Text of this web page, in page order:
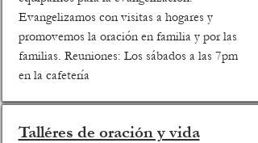
Evangelizamos con visitas a hogares y
promovemos la oración en familia y por las
familias. Reuniones: Los sábados a las 7pm
en la cafetería
Talléres de oración y vida